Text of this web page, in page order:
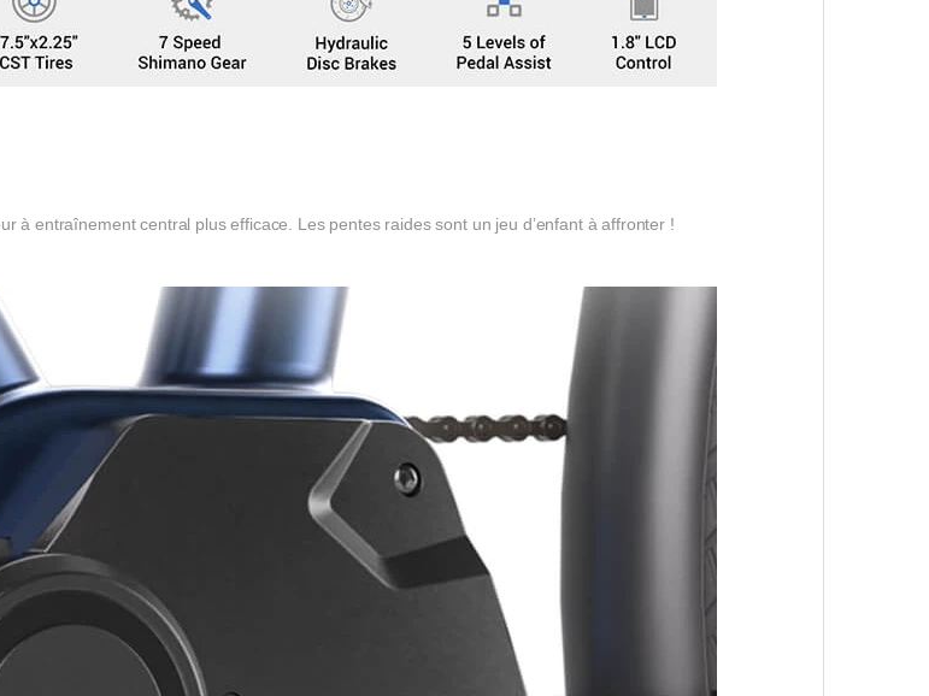
à entraînement central plus efficace. Les pentes raides sont un jeu d’enfant à affronter !